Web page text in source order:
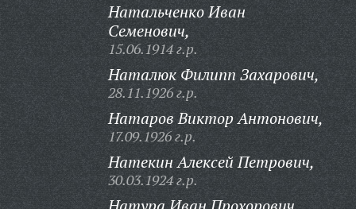
Натальченко Иван
Семенович,
15.06.1914 г.р.
Наталюк Филипп Захарович,
28.11.1926 г.р.
Натаров Виктор Антонович,
17.09.1926 г.р.
Натекин Алексей Петрович,
30.03.1924 г.р.